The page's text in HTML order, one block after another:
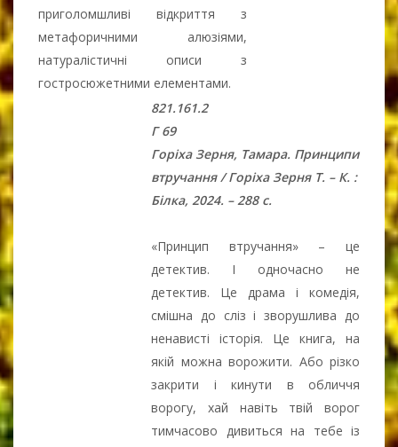
приголомшливі відкриття з
метафоричними алюзіями,
натуралістичні описи з
гостросюжетними елементами.
821.161.2
Г 69
Горіха Зерня, Тамара. Принципи
втручання / Горіха Зерня Т. – К. :
Білка, 2024. – 288 с.
«Принцип втручання» – це
детектив. І одночасно не
детектив. Це драма і комедія,
смішна до сліз і зворушлива до
ненависті історія. Це книга, на
якій можна ворожити. Або різко
закрити і кинути в обличчя
ворогу, хай навіть твій ворог
тимчасово дивиться на тебе із